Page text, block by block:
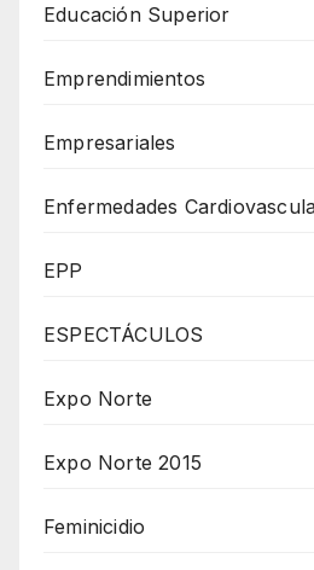
Educación Superior
Emprendimientos
Empresariales
Enfermedades
EPP
ESPECTÁCULOS
Expo Norte
Expo Norte 2015
Feminicidio